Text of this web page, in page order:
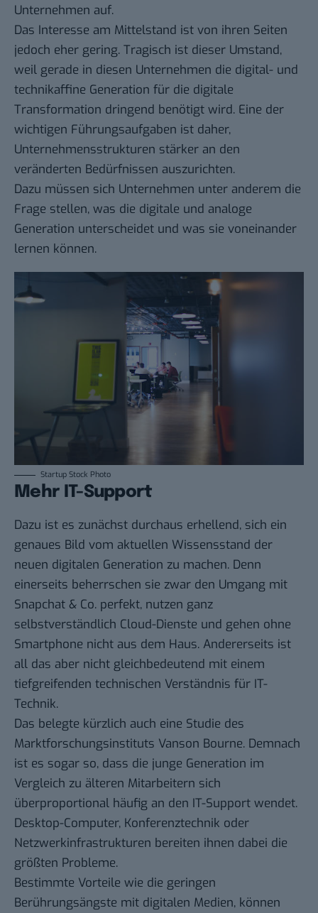
Unternehmen auf.
Das Interesse am Mittelstand ist von ihren Seiten
jedoch eher gering. Tragisch ist dieser Umstand,
weil gerade in diesen Unternehmen die digital- und
technikaffine Generation für die digitale
Transformation dringend benötigt wird. Eine der
wichtigen Führungsaufgaben ist daher,
Unternehmensstrukturen stärker an den
veränderten Bedürfnissen auszurichten.
Dazu müssen sich Unternehmen unter anderem die
Frage stellen, was die digitale und analoge
Generation unterscheidet und was sie voneinander
lernen können.
Startup Stock Photo
Mehr IT-Support
Dazu ist es zunächst durchaus erhellend, sich ein
genaues Bild vom aktuellen Wissensstand der
neuen digitalen Generation zu machen. Denn
einerseits beherrschen sie zwar den Umgang mit
Snapchat & Co. perfekt, nutzen ganz
selbstverständlich Cloud-Dienste und gehen ohne
Smartphone nicht aus dem Haus. Andererseits ist
all das aber nicht gleichbedeutend mit einem
tiefgreifenden technischen Verständnis für IT-
Technik.
Das belegte kürzlich auch eine Studie des
Marktforschungsinstituts Vanson Bourne. Demnach
ist es sogar so, dass die junge Generation im
Vergleich zu älteren Mitarbeitern sich
überproportional häufig an den IT-Support wendet.
Desktop-Computer, Konferenztechnik oder
Netzwerkinfrastrukturen bereiten ihnen dabei die
größten Probleme.
Bestimmte Vorteile wie die geringen
Berührungsängste mit digitalen Medien, können